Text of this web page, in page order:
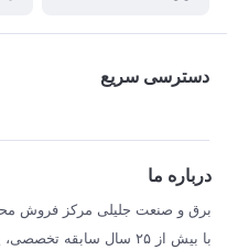
دسترسی سریع
SCHNEIDER
درباره ما
برق و صنعت جلیلی مرکز فروش
با بیش از ۲۵ سال سابقه